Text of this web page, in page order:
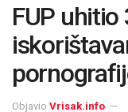
FUP
Objavio Vrisak.info